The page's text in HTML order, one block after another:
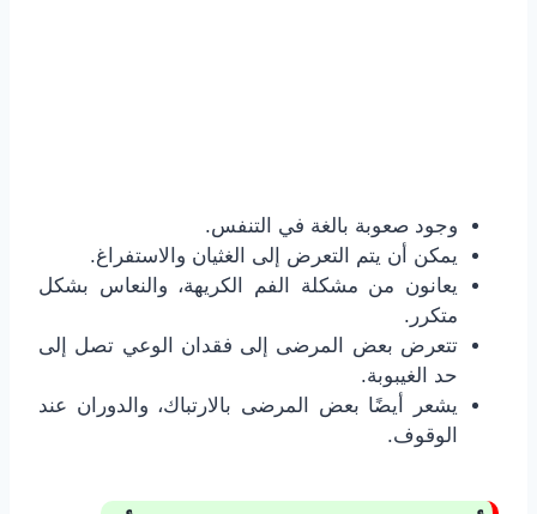
وجود صعوبة بالغة في التنفس.
يمكن أن يتم التعرض إلى الغثيان والاستفراغ.
يعانون من مشكلة الفم الكريهة، والنعاس بشكل
متكرر.
تتعرض بعض المرضى إلى فقدان الوعي تصل إلى
حد الغيبوبة.
يشعر أيضًا بعض المرضى بالارتباك، والدوران عند
الوقوف.